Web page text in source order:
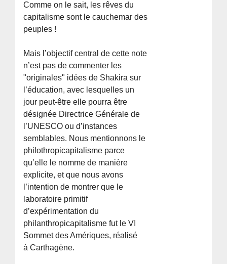
Comme on le sait, les rêves du
capitalisme sont le cauchemar des
peuples !
Mais l’objectif central de cette note
n’est pas de commenter les
"originales" idées de Shakira sur
l’éducation, avec lesquelles un
jour peut-être elle pourra être
désignée Directrice Générale de
l’UNESCO ou d’instances
semblables. Nous mentionnons le
philothropicapitalisme parce
qu’elle le nomme de manière
explicite, et que nous avons
l’intention de montrer que le
laboratoire primitif
d’expérimentation du
philanthropicapitalisme fut le VI
Sommet des Amériques, réalisé
à Carthagène.